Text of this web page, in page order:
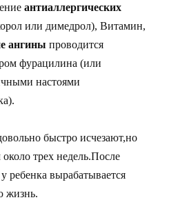
антиаллергических
или димедрол), Витамин,
ангины проводится
фурацилина (или
настоями
быстро исчезают,но
около трех недель.После
ребенка вырабатывается
жизнь.